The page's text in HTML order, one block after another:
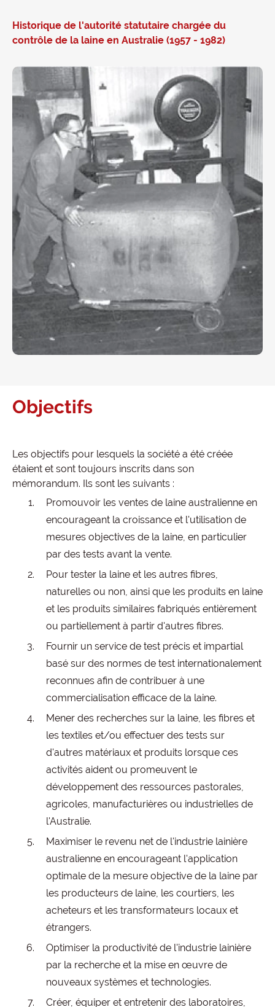
Historique de l'autorité statutaire chargée du
contrôle de la laine en Australie (1957 - 1982)
Objectifs
Les objectifs pour lesquels la société a été créée
étaient et sont toujours inscrits dans son
mémorandum. Ils sont les suivants :
Promouvoir les ventes de laine australienne en
encourageant la croissance et l'utilisation de
mesures objectives de la laine, en particulier
par des tests avant la vente.
Pour tester la laine et les autres fibres,
naturelles ou non, ainsi que les produits en laine
et les produits similaires fabriqués entièrement
ou partiellement à partir d'autres fibres.
Fournir un service de test précis et impartial
basé sur des normes de test internationalement
reconnues afin de contribuer à une
commercialisation efficace de la laine.
Mener des recherches sur la laine, les fibres et
les textiles et/ou effectuer des tests sur
d'autres matériaux et produits lorsque ces
activités aident ou promeuvent le
développement des ressources pastorales,
agricoles, manufacturières ou industrielles de
l'Australie.
Maximiser le revenu net de l'industrie lainière
australienne en encourageant l'application
optimale de la mesure objective de la laine par
les producteurs de laine, les courtiers, les
acheteurs et les transformateurs locaux et
étrangers.
Optimiser la productivité de l'industrie lainière
par la recherche et la mise en œuvre de
nouveaux systèmes et technologies.
Créer, équiper et entretenir des laboratoires,